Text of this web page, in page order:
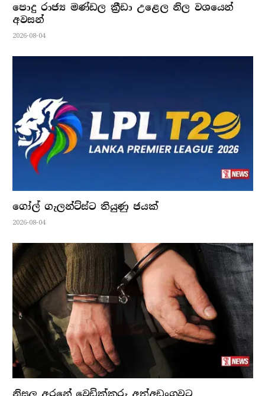
පොදු රාජ්‍ය මණ්ඩල ක්‍රීඩා උළෙල නිල වශයෙන්
අවසන්
2026-08-04
ගෝල් ගැලන්ට්ස්ට තියුණු ජයක්
2026-08-04